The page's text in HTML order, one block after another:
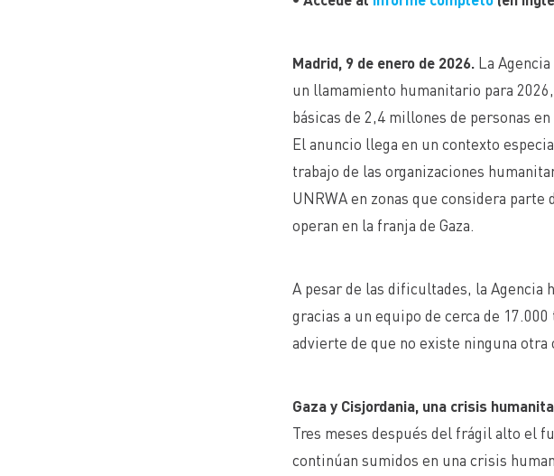
Madrid, 9 de enero de 2026. La
un llamamiento humanitario para
básicas de 2,4 millones de personas
El anuncio llega en un contexto
trabajo de las organizaciones
UNRWA en zonas que considera
operan en la franja de Gaza.
A pesar de las dificultades, la Agencia
gracias a un equipo de cerca de
advierte de que no existe ninguna otra
Gaza y Cisjordania, una crisis
Tres meses después del frágil alto el
continúan sumidos en una crisis
sobre la situación de la población refugiada